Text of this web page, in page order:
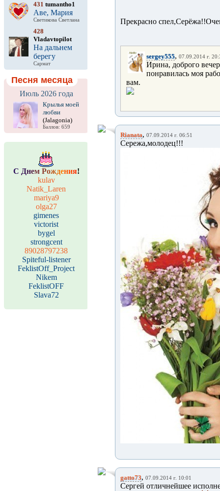
431 tumantho1
Аве, Мария
Светикова Светлана
428
Vladavtopilot
На дальнем
берегу
Сармат
Песня месяца
Июль 2026 года
Крылья моей
любви
(Jalagonia)
Баллов: 659
С Днем Рождения!
kulav
Natik_Laren
mariya9
olga27
gimenes
victorist
bygel
strongcent
89028797238
Spiteful-listener
FeklistOff_Project
Nikem
FeklistOFF
Slava72
Прекрасно
sergey555, 07.09.2014 г.
Ирина, доброго
понравилась моя
вам.
Rianata, 07.09.2014 г. 06:51
Сережа,молодец!!!
gatto73, 07.09.2014 г. 10:01
Сергей отличнейшее